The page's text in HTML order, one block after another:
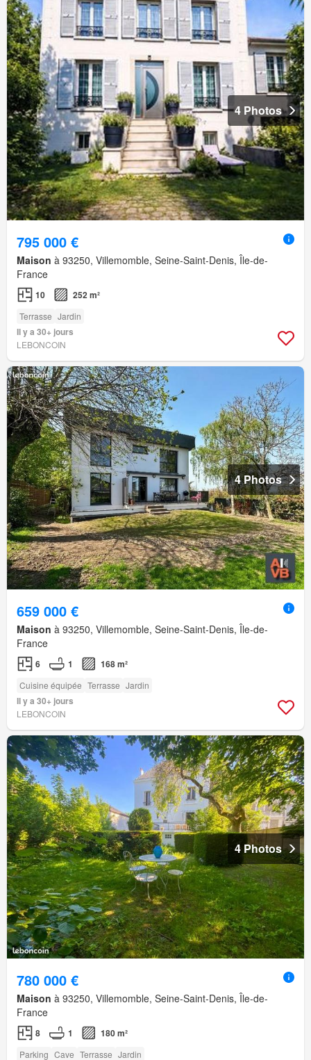
4 Photos
795 000 €
Maison à 93250, Villemomble, Seine-Saint-Denis, Île-de-
France
10 252 m²
Terrasse Jardin
Il y a 30+ jours
LEBONCOIN
4 Photos
659 000 €
Maison à 93250, Villemomble, Seine-Saint-Denis, Île-de-
France
6 1 168 m²
Cuisine équipée Terrasse Jardin
Il y a 30+ jours
LEBONCOIN
4 Photos
780 000 €
Maison à 93250, Villemomble, Seine-Saint-Denis, Île-de-
France
8 1 180 m²
Parking Cave Terrasse Jardin